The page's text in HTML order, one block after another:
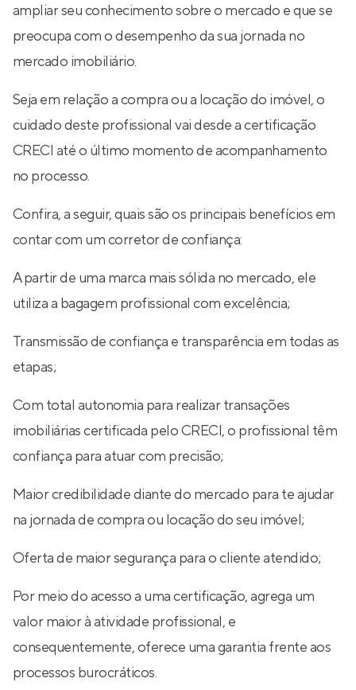
ampliar seu conhecimento sobre o mercado e que se
preocupa com o desempenho da sua jornada no
mercado imobiliário.
Seja em relação a compra ou a locação do imóvel, o
cuidado deste profissional vai desde a certificação
CRECI até o último momento de acompanhamento
no processo.
Confira, a seguir, quais são os principais benefícios em
contar com um corretor de confiança:
A partir de uma marca mais sólida no mercado, ele
utiliza a bagagem profissional com excelência;
Transmissão de confiança e transparência em todas as
etapas;
Com total autonomia para realizar transações
imobiliárias certificada pelo CRECI, o profissional têm
confiança para atuar com precisão;
Maior credibilidade diante do mercado para te ajudar
na jornada de compra ou locação do seu imóvel;
Oferta de maior segurança para o cliente atendido;
Por meio do acesso a uma certificação, agrega um
valor maior à atividade profissional, e
consequentemente, oferece uma garantia frente aos
processos burocráticos.